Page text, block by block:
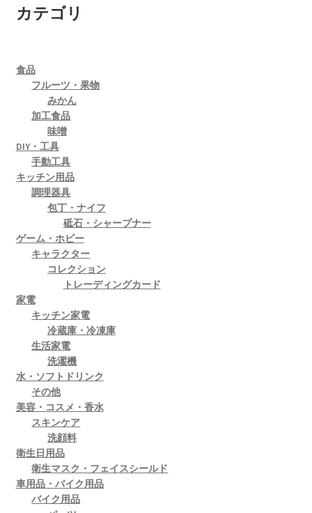
カテゴリ
食品
フルーツ・果物
みかん
加工食品
味噌
DIY・工具
手動工具
キッチン用品
調理器具
包丁・ナイフ
砥石・シャープナー
ゲーム・ホビー
キャラクター
コレクション
トレーディングカード
家電
キッチン家電
冷蔵庫・冷凍庫
生活家電
洗濯機
水・ソフトドリンク
その他
美容・コスメ・香水
スキンケア
洗顔料
衛生日用品
衛生マスク・フェイスシールド
車用品・バイク用品
バイク用品